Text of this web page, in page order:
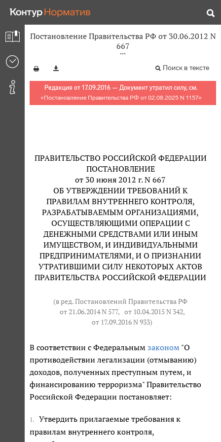
Постановление Правительства РФ от 30.06.2012 N
667
Поиск в тексте
Редакция от 17.09.2016 — Документ утратил силу, см.
«Постановление Правительства РФ от 02.08.2025 N 1157»
ПРАВИТЕЛЬСТВО РОССИЙСКОЙ ФЕДЕРАЦИИ
ПОСТАНОВЛЕНИЕ
от 30 июня 2012 г. N 667
ОБ УТВЕРЖДЕНИИ ТРЕБОВАНИЙ К
ПРАВИЛАМ ВНУТРЕННЕГО КОНТРОЛЯ,
РАЗРАБАТЫВАЕМЫМ ОРГАНИЗАЦИЯМИ,
ОСУЩЕСТВЛЯЮЩИМИ ОПЕРАЦИИ С
ДЕНЕЖНЫМИ СРЕДСТВАМИ ИЛИ ИНЫМ
ИМУЩЕСТВОМ, И ИНДИВИДУАЛЬНЫМИ
ПРЕДПРИНИМАТЕЛЯМИ, И О ПРИЗНАНИИ
УТРАТИВШИМИ СИЛУ НЕКОТОРЫХ АКТОВ
ПРАВИТЕЛЬСТВА РОССИЙСКОЙ ФЕДЕРАЦИИ
(в ред. Постановлений Правительства РФ
от 21.06.2014 N 577, от 10.04.2015 N 342,
от 17.09.2016 N 933)
В соответствии с Федеральным законом "О
противодействии легализации (отмыванию)
доходов, полученных преступным путем, и
финансированию терроризма" Правительство
Российской Федерации постановляет:
1.
Утвердить прилагаемые требования к
правилам внутреннего контроля,